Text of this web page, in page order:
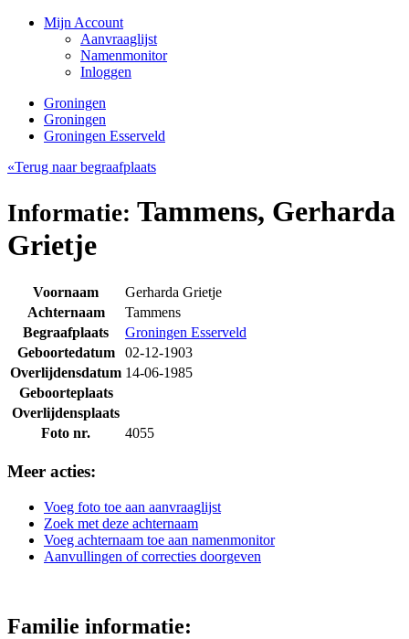
Mijn Account
Aanvraaglijst
Namenmonitor
Inloggen
Groningen
Groningen
Groningen Esserveld
«Terug naar begraafplaats
Informatie: Tammens, Gerharda
Grietje
Voornaam
Gerharda Grietje
Achternaam
Tammens
Begraafplaats
Groningen Esserveld
Geboortedatum
02-12-1903
Overlijdensdatum 14-06-1985
Geboorteplaats
Overlijdensplaats
Foto nr.
4055
Meer acties:
Voeg foto toe aan aanvraaglijst
Zoek met deze achternaam
Voeg achternaam toe aan namenmonitor
Aanvullingen of correcties doorgeven
Familie informatie: